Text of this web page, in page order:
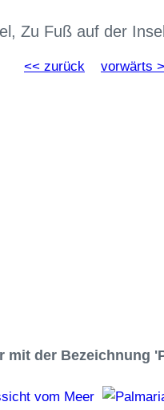
Zu Fuß auf der
<< zurück vorwärts
mit der Bezeichnung